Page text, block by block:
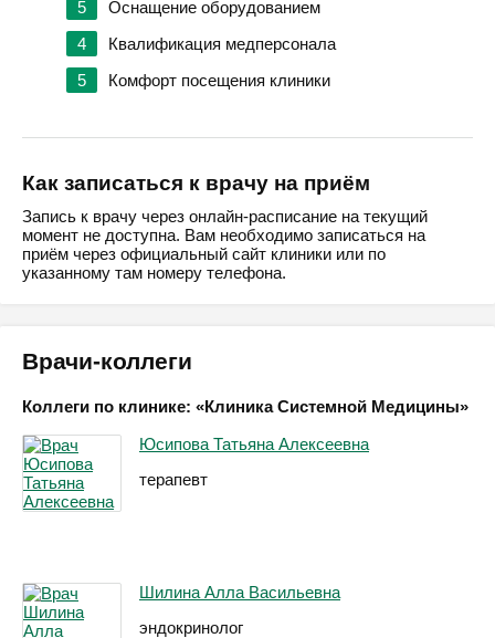
5
Оснащение оборудованием
4
Квалификация медперсонала
5
Комфорт посещения клиники
Как записаться к врачу на приём
Запись к врачу через онлайн-расписание на текущий
момент не доступна. Вам необходимо записаться на
приём через официальный сайт клиники или по
указанному там номеру телефона.
Врачи-коллеги
Коллеги по клинике: «Клиника Системной Медицины»
Юсипова Татьяна Алексеевна
терапевт
Шилина Алла Васильевна
эндокринолог